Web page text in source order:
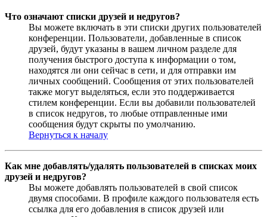
Что означают списки друзей и недругов?
Вы можете включать в эти списки других пользователей
конференции. Пользователи, добавленные в список
друзей, будут указаны в вашем личном разделе для
получения быстрого доступа к информации о том,
находятся ли они сейчас в сети, и для отправки им
личных сообщений. Сообщения от этих пользователей
также могут выделяться, если это поддерживается
стилем конференции. Если вы добавили пользователей
в список недругов, то любые отправленные ими
сообщения будут скрыты по умолчанию.
Вернуться к началу
Как мне добавлять/удалять пользователей в списках моих
друзей и недругов?
Вы можете добавлять пользователей в свой список
двумя способами. В профиле каждого пользователя есть
ссылка для его добавления в список друзей или